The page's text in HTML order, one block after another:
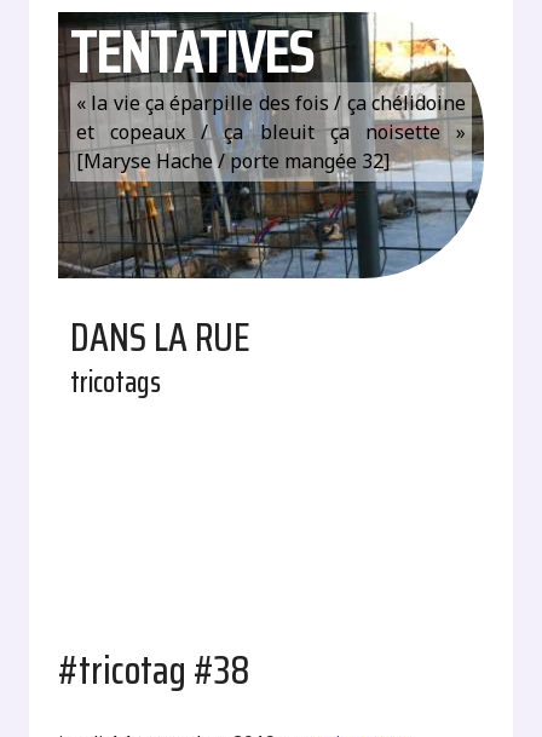
TENTATIVES
« la vie ça éparpille des fois / ça chélidoine
et copeaux / ça bleuit ça noisette »
[Maryse Hache / porte mangée 32]
DANS LA RUE
tricotags
#tricotag #38